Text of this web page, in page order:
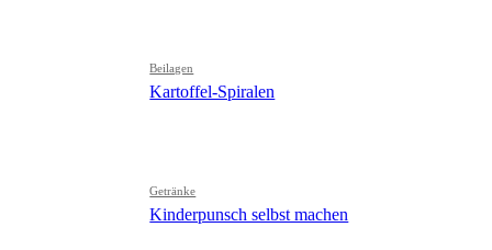
Beilagen
Kartoffel-Spiralen
Getränke
Kinderpunsch selbst machen